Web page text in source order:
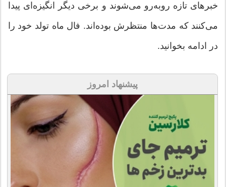
خبرهای تازه روبه‌رو می‌شوند و برخی دیگر انگیزه‌ای پیدا
می‌کنند که مدت‌ها منتظرش بوده‌اند. فال ماه تولد خود را
در ادامه بخوانید.
پیشنهاد امروز